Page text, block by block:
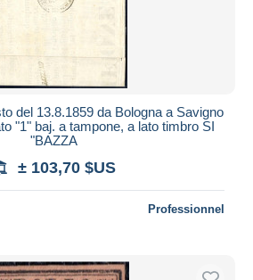
del 13.8.1859 da Bologna a Savigno
"1" baj. a tampone, a lato timbro SI
"BAZZA
± 103,70 $US
Professionnel